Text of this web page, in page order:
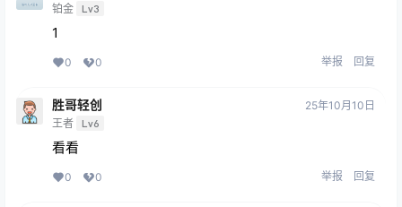
铂金 Lv3
1
0 0 举报 回复
胜哥轻创
王者 Lv6
25年10月10日
看看
0 0 举报 回复